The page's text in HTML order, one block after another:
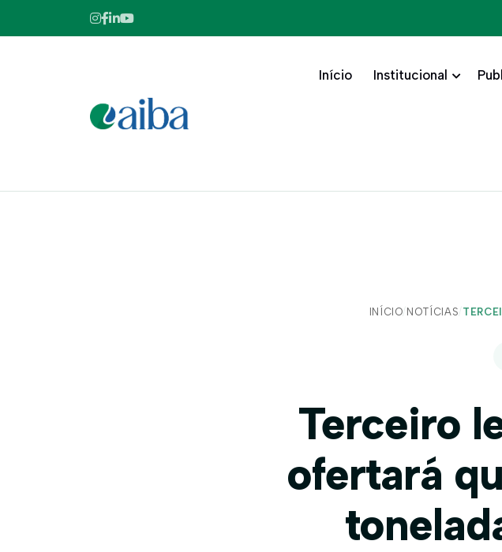
Início Institucional
INÍCIO/ NOTÍCIAS/
Terceiro
ofertará